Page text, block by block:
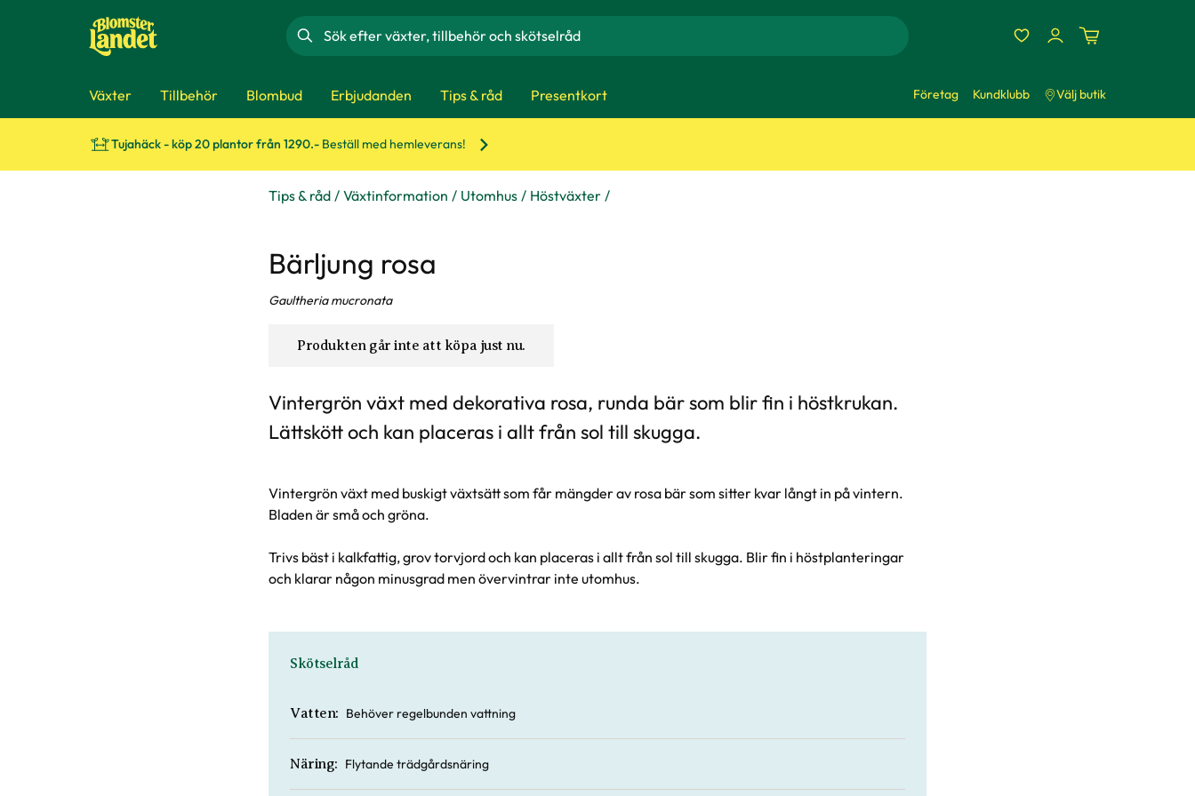
Sök
Växter Tillbehör Blombud Erbjudanden Tips & råd Presentkort Företag Kundklubb Välj butik
Tujahäck - köp 20 plantor från 1290.- Beställ med hemleverans!
Tips & råd Växtinformation Utomhus Höstväxter
Bärljung rosa
Gaultheria mucronata
Produkten går inte att köpa just nu.
Vintergrön växt med dekorativa rosa, runda bär som blir fin i höstkrukan.
Lättskött och kan placeras i allt från sol till skugga.
Vintergrön växt med buskigt växtsätt som får mängder av rosa bär som sitter kvar långt in på vintern.
Bladen är små och gröna.
Trivs bäst i kalkfattig, grov torvjord och kan placeras i allt från sol till skugga. Blir fin i höstplanteringar
och klarar någon minusgrad men övervintrar inte utomhus.
Skötselråd
Vatten: Behöver regelbunden vattning
Näring: Flytande trädgårdsnäring